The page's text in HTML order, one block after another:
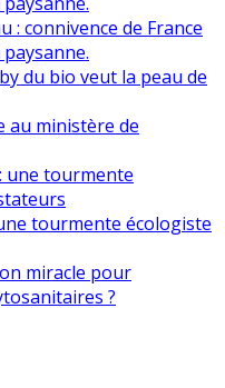
: connivence de France
du bio veut la peau de
au ministère de
une tourmente
tourmente écologiste
miracle pour
?